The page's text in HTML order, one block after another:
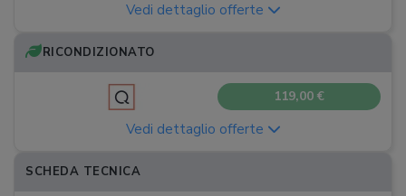
Vedi dettaglio offerte
RICONDIZIONATO
119,00 €
Vedi dettaglio offerte
SCHEDA TECNICA